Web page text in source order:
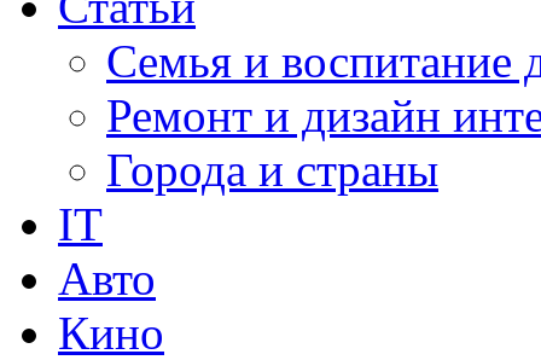
Семья и воспитание
Ремонт и дизайн
Города и страны
IT
Авто
Кино